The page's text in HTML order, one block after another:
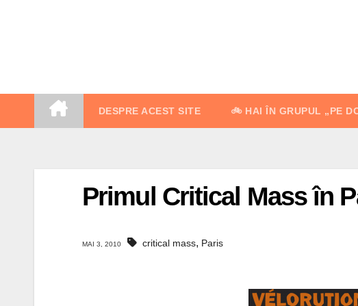
DESPRE ACEST SITE 🚲 HAI ÎN GRUPUL „PE
Primul Critical Mass în
MAI 3, 2010 critical mass, Paris